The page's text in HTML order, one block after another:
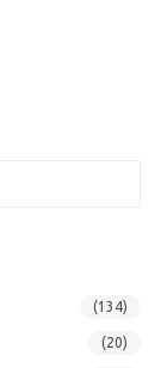
(134)
(20)